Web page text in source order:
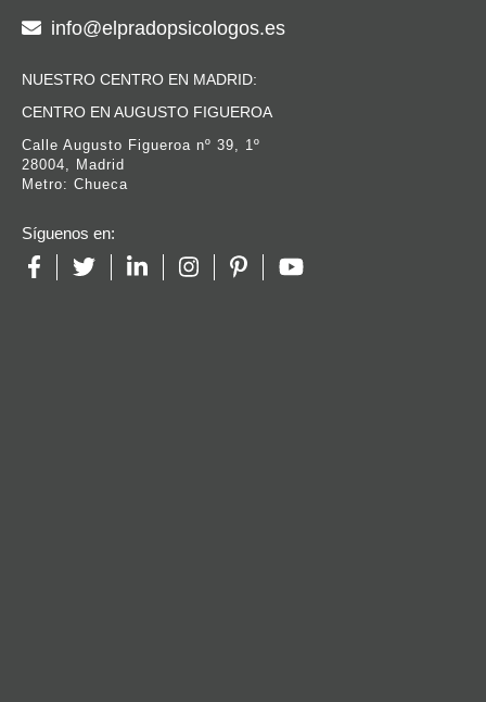
info@elpradopsicologos.es
NUESTRO CENTRO EN MADRID:
CENTRO EN AUGUSTO FIGUEROA
Calle Augusto Figueroa nº 39, 1º
28004, Madrid
Metro: Chueca
Síguenos en: